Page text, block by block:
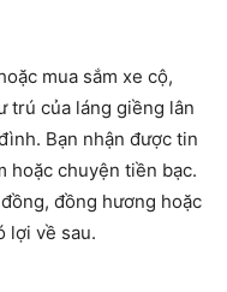
mua sắm xe cộ,
trú của láng giềng lân
Bạn nhận được tin
hoặc chuyện tiền bạc.
đồng hương hoặc
lợi về sau.